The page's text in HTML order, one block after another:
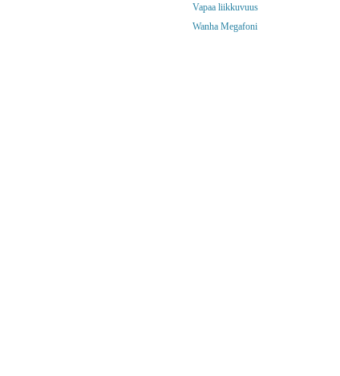
Vapaa liikkuvuus
Wanha Megafoni